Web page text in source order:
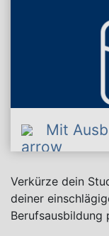
Mit
Verkürze dein
deiner
Berufsausbildung